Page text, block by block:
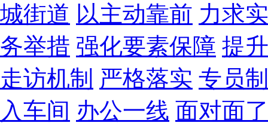
城街道 以主动靠前 力求
务举措 强化要素保障 提
走访机制 严格落实 专员
入车间 办公一线 面对面